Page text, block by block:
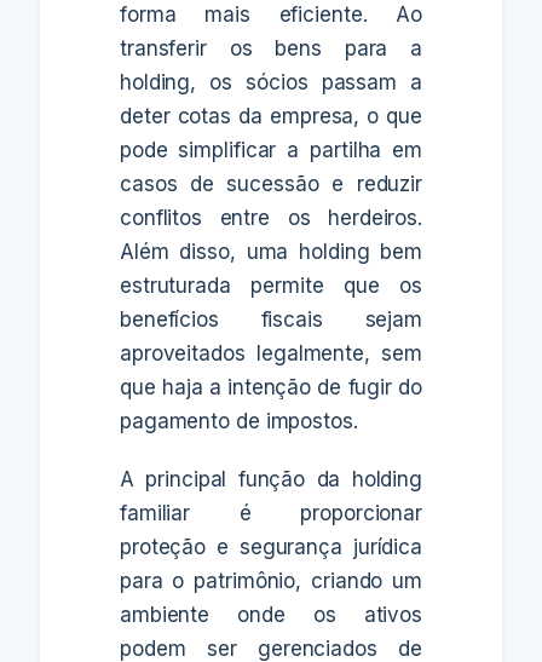
forma mais eficiente. Ao
transferir os bens para a
holding, os sócios passam a
deter cotas da empresa, o que
pode simplificar a partilha em
casos de sucessão e reduzir
conflitos entre os herdeiros.
Além disso, uma holding bem
estruturada permite que os
benefícios fiscais sejam
aproveitados legalmente, sem
que haja a intenção de fugir do
pagamento de impostos.
A principal função da holding
familiar é proporcionar
proteção e segurança jurídica
para o patrimônio, criando um
ambiente onde os ativos
podem ser gerenciados de